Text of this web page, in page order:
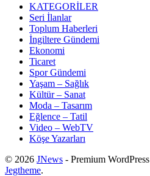
KATEGORİLER
Seri İlanlar
Toplum Haberleri
İngiltere Gündemi
Ekonomi
Ticaret
Spor Gündemi
Yaşam – Sağlık
Kültür – Sanat
Moda – Tasarım
Eğlence – Tatil
Video – WebTV
Köşe Yazarları
© 2026 JNews - Premium
Jegtheme.